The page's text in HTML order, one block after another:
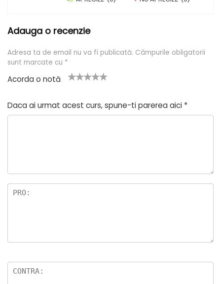
Adauga o recenzie
Adresa ta de email nu va fi publicată. Câmpurile obligatorii
sunt marcate cu *
Acorda o notă
n
a
el
din
5
5
stele
stele
stele
Daca ai urmat acest curs, spune-ti parerea aici *